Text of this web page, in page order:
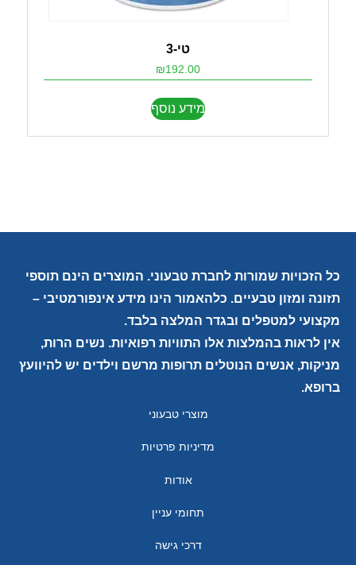
טי-3
₪192.00
מידע נוסף
כל הזכויות שמורות לחברת טבעוני. המוצרים הינם תוספי
תזונה ומזון טבעיים. כלהאמור הינו מידע אינפורמטיבי –
מקצועי למטפלים ובגדר המלצה בלבד.
אין לראות בהמלצות אלו התוויות רפואיות. נשים הרות,
מניקות, אנשים הנוטלים תרופות מרשם וילדים יש להיוועץ
ברופא.
מוצרי טבעוני
מדיניות פרטיות
אודות
תחומי עניין
דרכי גישה